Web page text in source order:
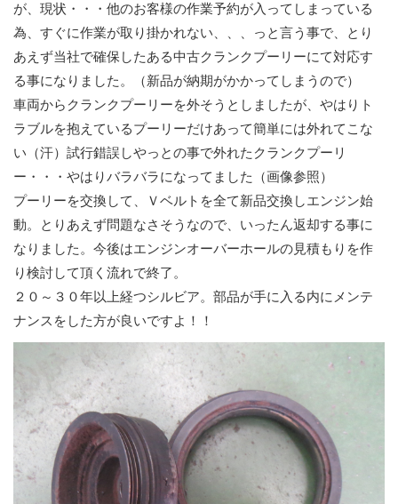
が、現状・・・他のお客様の作業予約が入ってしまっている
為、すぐに作業が取り掛かれない、、、っと言う事で、とり
あえず当社で確保したある中古クランクプーリーにて対応す
る事になりました。（新品が納期がかかってしまうので）
車両からクランクプーリーを外そうとしましたが、やはりト
ラブルを抱えているプーリーだけあって簡単には外れてこな
い（汗）試行錯誤しやっとの事で外れたクランクプーリ
ー・・・やはりバラバラになってました（画像参照）
プーリーを交換して、Ｖベルトを全て新品交換しエンジン始
動。とりあえず問題なさそうなので、いったん返却する事に
なりました。今後はエンジンオーバーホールの見積もりを作
り検討して頂く流れで終了。
２０～３０年以上経つシルビア。部品が手に入る内にメンテ
ナンスをした方が良いですよ！！